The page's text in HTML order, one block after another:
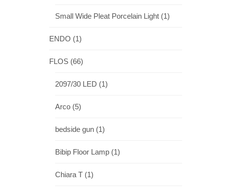
Small Wide Pleat Porcelain Light (1)
ENDO (1)
FLOS (66)
2097/30 LED (1)
Arco (5)
bedside gun (1)
Bibip Floor Lamp (1)
Chiara T (1)